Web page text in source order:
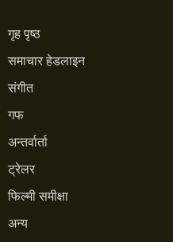
गृह पृष्ठ
समाचार हेडलाइन
संगीत
गफ
अन्तर्वार्ता
ट्रेलर
फिल्मी समीक्षा
अन्य